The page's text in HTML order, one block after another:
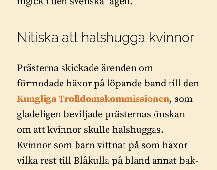
Nitiska att halshugga kvinnor
Prästerna skickade ärenden om
förmodade häxor på löpande band till den
Kungliga Trolldomskommissionen, som
gladeligen beviljade prästernas önskan
om att kvinnor skulle halshuggas.
Kvinnor som barn vittnat på som häxor
vilka rest till Blåkulla på bland annat bak-